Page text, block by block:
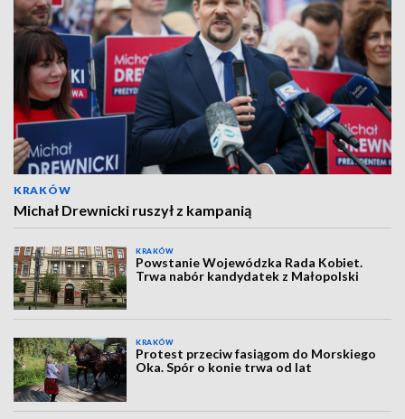
KRAKÓW
Michał Drewnicki ruszył z kampanią
KRAKÓW
Powstanie Wojewódzka Rada Kobiet.
Trwa nabór kandydatek z Małopolski
KRAKÓW
Protest przeciw fasiągom do Morskiego
Oka. Spór o konie trwa od lat